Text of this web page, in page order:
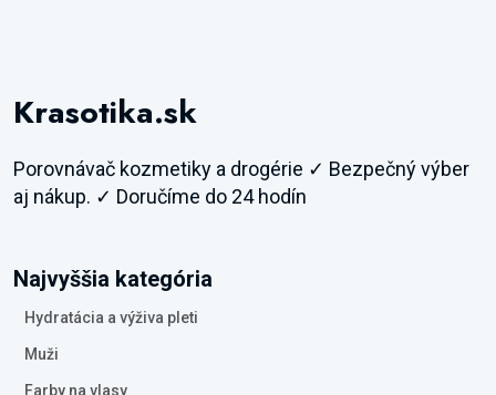
Krasotika.sk
Porovnávač kozmetiky a drogérie ✓ Bezpečný výber
aj nákup. ✓ Doručíme do 24 hodín
Najvyššia kategória
Hydratácia a výživa pleti
Muži
Farby na vlasy